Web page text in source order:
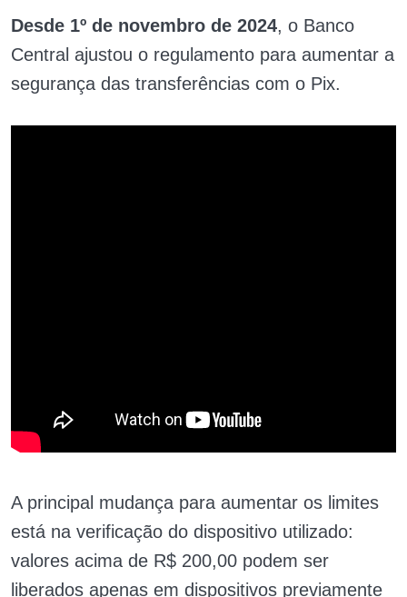
Desde 1º de novembro de 2024, o Banco
Central ajustou o regulamento para aumentar a
segurança das transferências com o Pix.
A principal mudança para aumentar os limites
está na verificação do dispositivo utilizado:
valores acima de R$ 200,00 podem ser
liberados apenas em dispositivos previamente